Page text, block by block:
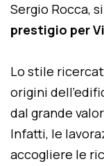
Sergio Rocca,
prestigio per
Lo stile
origini
dal grande
Infatti, le
accogliere le